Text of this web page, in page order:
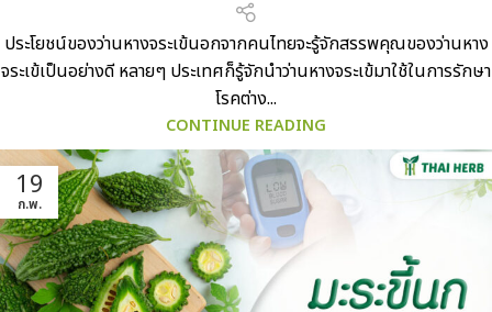
ประโยชน์ของว่านหางจระเข้นอกจากคนไทยจะรู้จักสรรพคุณของว่านหาง
จระเข้เป็นอย่างดี หลายๆ ประเทศก็รู้จักนำว่านหางจระเข้มาใช้ในการรักษา
โรคต่าง...
CONTINUE READING
19
ก.พ.